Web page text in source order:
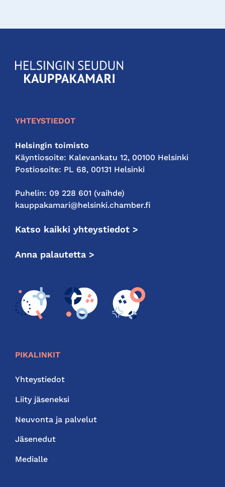
KauppakamariHelsingin
seudun
YHTEYSTIEDOT
Helsingin toimisto
Käyntiosoite: Kalevankatu 12, 00100 Helsinki
Postiosoite: PL 68, 00131 Helsinki
Puhelin: 09 228 601 (vaihde)
kauppakamari@helsinki.chamber.fi
Katso kaikki yhteystiedot >
Anna palautetta >
PIKALINKIT
Yhteystiedot
Liity jäseneksi
Neuvonta ja palvelut
Jäsenedut
Medialle